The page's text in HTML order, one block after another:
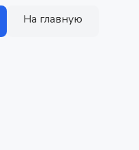
На главную